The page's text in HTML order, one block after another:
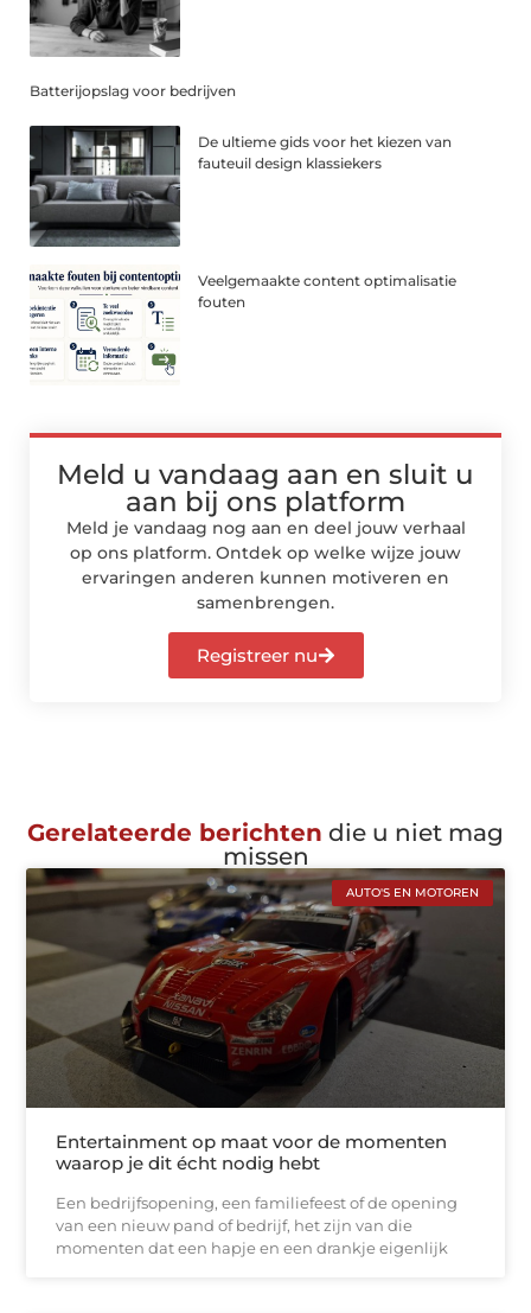
Batterijopslag voor bedrijven
De ultieme gids voor het kiezen van
fauteuil design klassiekers
Veelgemaakte content optimalisatie
fouten
Meld u vandaag aan en sluit u
aan bij ons platform
Meld je vandaag nog aan en deel jouw verhaal
op ons platform. Ontdek op welke wijze jouw
ervaringen anderen kunnen motiveren en
samenbrengen.
Registreer nu
Gerelateerde berichten die u niet mag
missen
AUTO'S EN MOTOREN
Entertainment op maat voor de momenten
waarop je dit écht nodig hebt
Een bedrijfsopening, een familiefeest of de opening
van een nieuw pand of bedrijf, het zijn van die
momenten dat een hapje en een drankje eigenlijk